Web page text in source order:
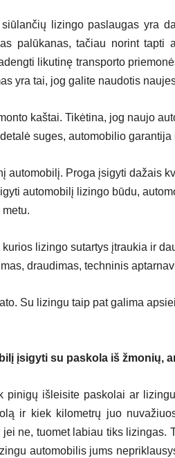
lizingo paslaugas yra
palūkanas, tačiau norint tapti
likutinę transporto
yra tai, jog galite naudotis
kaštai. Tikėtina, jog naujo
suges, automobilio
Proga įsigyti dažais
automobilį lizingo būdu,
lizingo sutartys įtraukia ir
draudimas, techninis
Su lizingu taip pat galima
įsigyti su paskola iš žmonių,
pinigų išleisite paskolai ar
ir kiek kilometrų juo
ne, tuomet labiau tiks lizingas.
automobilis jums